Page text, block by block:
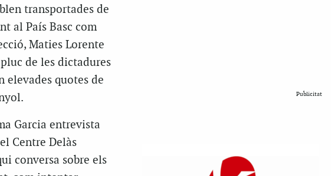
transportades de
al País Basc com
Maties Lorente
de les dictadures
elevades quotes de
Garcia entrevista
Centre Delàs
conversa sobre els
Publicitat